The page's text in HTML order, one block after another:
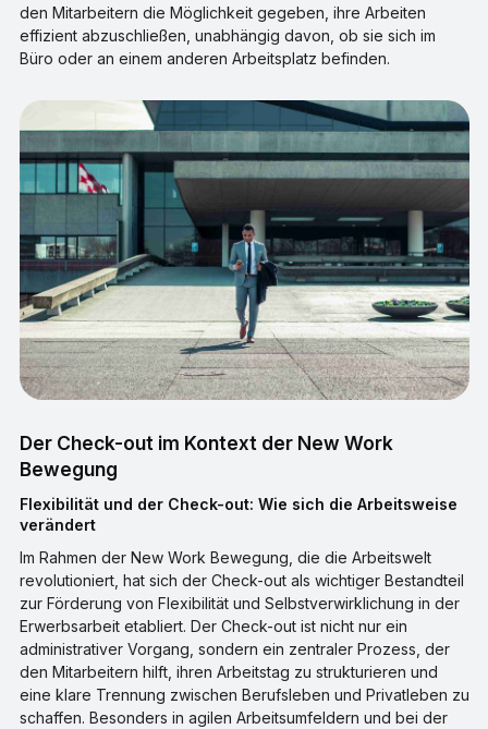
den Mitarbeitern die Möglichkeit gegeben, ihre Arbeiten
effizient abzuschließen, unabhängig davon, ob sie sich im
Büro oder an einem anderen Arbeitsplatz befinden.
Der Check-out im Kontext der New Work
Bewegung
Flexibilität und der Check-out: Wie sich die Arbeitsweise
verändert
Im Rahmen der New Work Bewegung, die die Arbeitswelt
revolutioniert, hat sich der Check-out als wichtiger Bestandteil
zur Förderung von Flexibilität und Selbstverwirklichung in der
Erwerbsarbeit etabliert. Der Check-out ist nicht nur ein
administrativer Vorgang, sondern ein zentraler Prozess, der
den Mitarbeitern hilft, ihren Arbeitstag zu strukturieren und
eine klare Trennung zwischen Berufsleben und Privatleben zu
schaffen. Besonders in agilen Arbeitsumfeldern und bei der